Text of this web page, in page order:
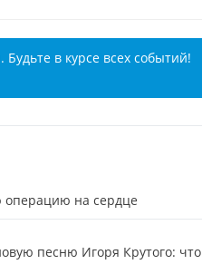
в курсе всех событий!
операцию на сердце
песню Игоря Крутого: что